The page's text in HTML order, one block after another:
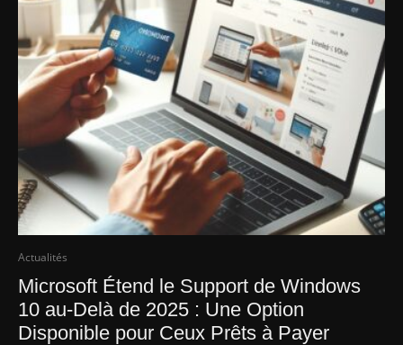
Actualités
Microsoft Étend le Support de Windows
10 au-Delà de 2025 : Une Option
Disponible pour Ceux Prêts à Payer